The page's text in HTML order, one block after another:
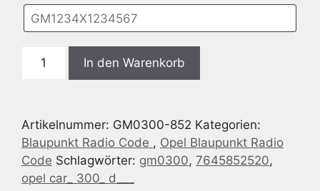
Blaupunkt
300
(D)
7
645
In den Warenkorb
Artikelnummer: GM0300-852 Kategorien:
Blaupunkt Radio Code , Opel Blaupunkt Radio
Code Schlagwörter: gm0300, 7645852520,
opel car_ 300_ d___